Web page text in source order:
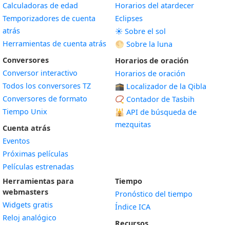
Calculadoras de edad
Temporizadores de cuenta
atrás
Herramientas de cuenta atrás
Conversores
Conversor interactivo
Todos los conversores TZ
Conversores de formato
Tiempo Unix
Cuenta atrás
Eventos
Próximas películas
Películas estrenadas
Horarios del atardecer
Eclipses
☀️ Sobre el sol
🌕 Sobre la luna
Horarios de oración
Horarios de oración
🕋 Localizador de la Qibla
📿 Contador de Tasbih
🕌 API de búsqueda de
mezquitas
Herramientas para
webmasters
Widgets gratis
Reloj analógico
Tiempo
Pronóstico del tiempo
Índice ICA